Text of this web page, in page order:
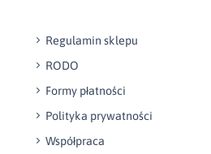
Regulamin sklepu
RODO
Formy płatności
Polityka prywatności
Współpraca